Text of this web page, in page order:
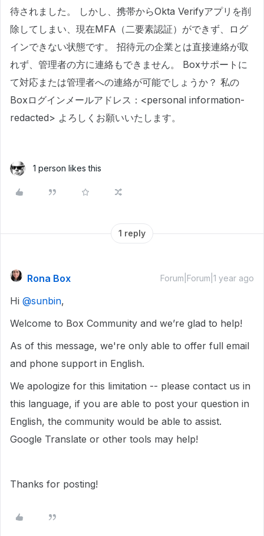
待されました。 しかし、携帯からOkta Verifyアプリを削
除してしまい、現在MFA（二要素認証）ができず、ログ
インできない状態です。 招待元の企業とは直接連絡が取
れず、管理者の方に連絡もできません。 Boxサポートに
て対応または管理者への連絡が可能でしょうか？ 私の
Boxログインメールアドレス：<personal information-
redacted> よろしくお願いいたします。
1 person likes this
1 reply
Rona Box Forum|Forum|1 year ago
Hi ​ @sunbin,
Welcome to Box Community and we’re glad to help!
As of this message, we're only able to offer full email
and phone support in English.
We apologize for this limitation -- please contact us in
this language, if you are able to post your question in
English, the community would be able to assist.
Google Translate or other tools may help!
Thanks for posting!